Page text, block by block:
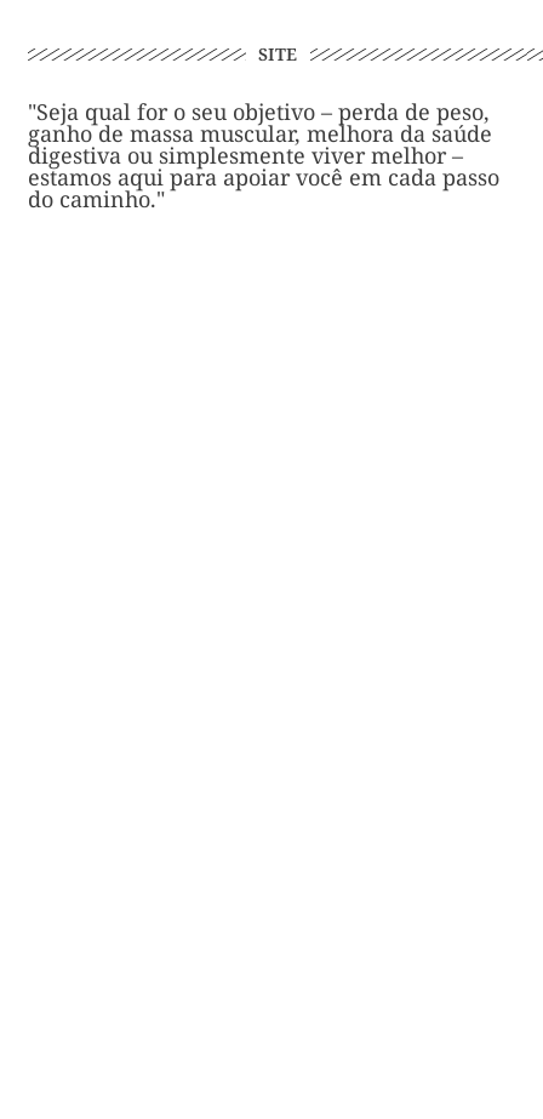
SITE
"Seja qual for o seu objetivo – perda de peso,
ganho de massa muscular, melhora da saúde
digestiva ou simplesmente viver melhor –
estamos aqui para apoiar você em cada passo
do caminho."